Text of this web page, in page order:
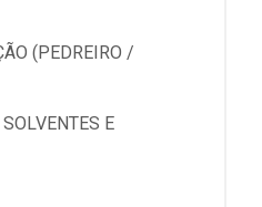
(PEDREIRO /
E